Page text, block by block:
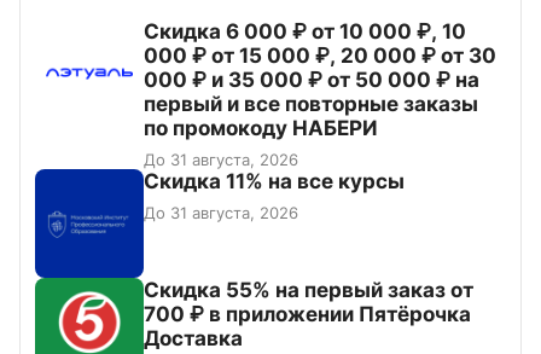
Скидка 6 000 ₽ от 10 000 ₽, 10
000 ₽ от 15 000 ₽, 20 000 ₽ от 30
000 ₽ и 35 000 ₽ от 50 000 ₽ на
первый и все повторные заказы
по промокоду НАБЕРИ
До 31 августа, 2026
Скидка 11% на все курсы
До 31 августа, 2026
Скидка 55% на первый заказ от
700 ₽ в приложении Пятёрочка
Доставка